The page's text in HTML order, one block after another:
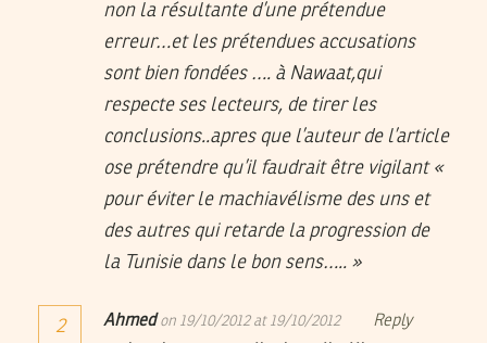
non la résultante d’une prétendue
erreur…et les prétendues accusations
sont bien fondées …. à Nawaat,qui
respecte ses lecteurs, de tirer les
conclusions..apres que l’auteur de l’article
ose prétendre qu’il faudrait être vigilant «
pour éviter le machiavélisme des uns et
des autres qui retarde la progression de
la Tunisie dans le bon sens….. »
2 Ahmed on 19/10/2012 at 19/10/2012 Reply